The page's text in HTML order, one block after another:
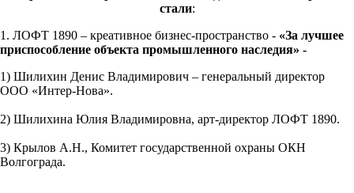
стали:
1. ЛОФТ 1890 – креативное бизнес-пространство - «За лучшее
приспособление объекта промышленного наследия» -
1) Шилихин Денис Владимирович – генеральный директор
ООО «Интер-Нова».
2) Шилихина Юлия Владимировна, арт-директор ЛОФТ 1890.
3) Крылов А.Н., Комитет государственной охраны ОКН
Волгограда.